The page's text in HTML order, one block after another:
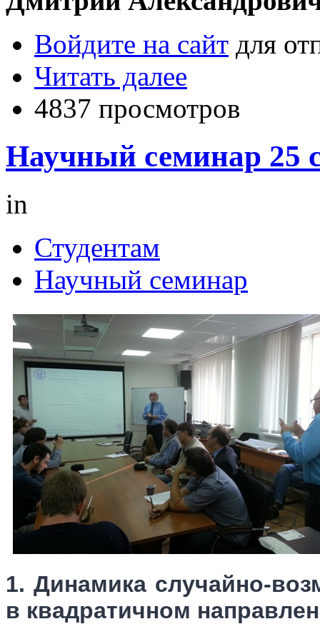
Войдите на сайт для
Читать далее
4837 просмотров
Научный семинар 25
in
Студентам
Научный семинар
1. Динамика случайно-
в квадратичном